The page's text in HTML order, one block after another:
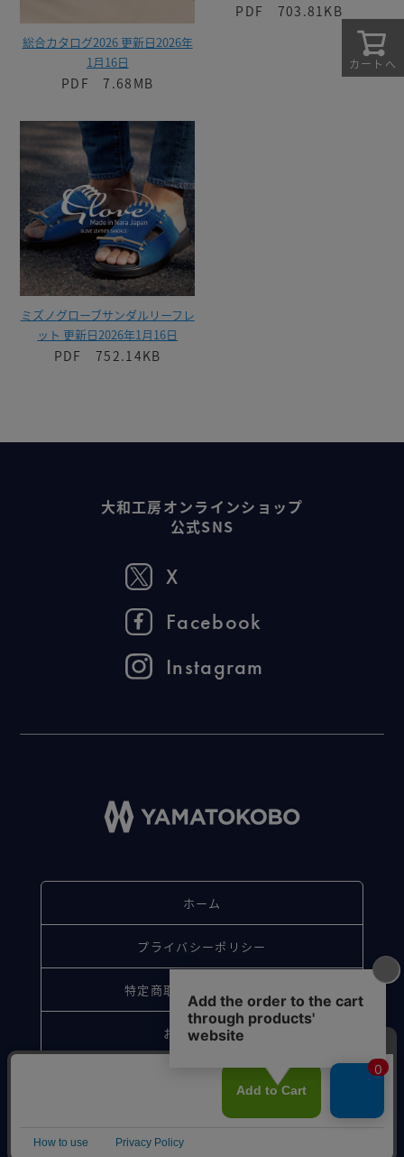
カートへ
総合カタログ2026 更新日2026年
1月16日
PDF 7.68MB
PDF 703.81KB
ミズノグローブサンダルリーフレ
ット 更新日2026年1月16日
PDF 752.14KB
大和工房オンラインショップ
公式SNS
X
Facebook
Instagram
ホーム
プライバシーポリシー
特定商取引法に基づく表記
お問い合わせ
© Sakagawa. All Rights Reserved.